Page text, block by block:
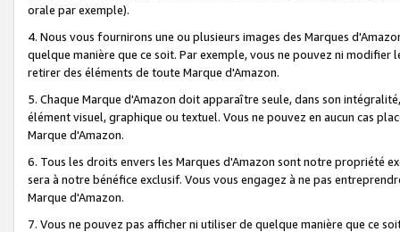
orale par exemple).
4. Nous vous fournirons une ou plusieurs images des Marques
quelque manière que ce soit. Par exemple, vous ne pouvez ni
retirer des éléments de toute Marque d'Amazon.
5. Chaque Marque d'Amazon doit apparaître seule, dans son
élément visuel, graphique ou textuel. Vous ne pouvez en aucun cas
Marque d'Amazon.
6. Tous les droits envers les Marques d'Amazon sont notre propriété
sera à notre bénéfice exclusif. Vous vous engagez à ne pas
Marque d'Amazon.
7. Vous ne pouvez pas afficher ni utiliser de quelque manière que ce